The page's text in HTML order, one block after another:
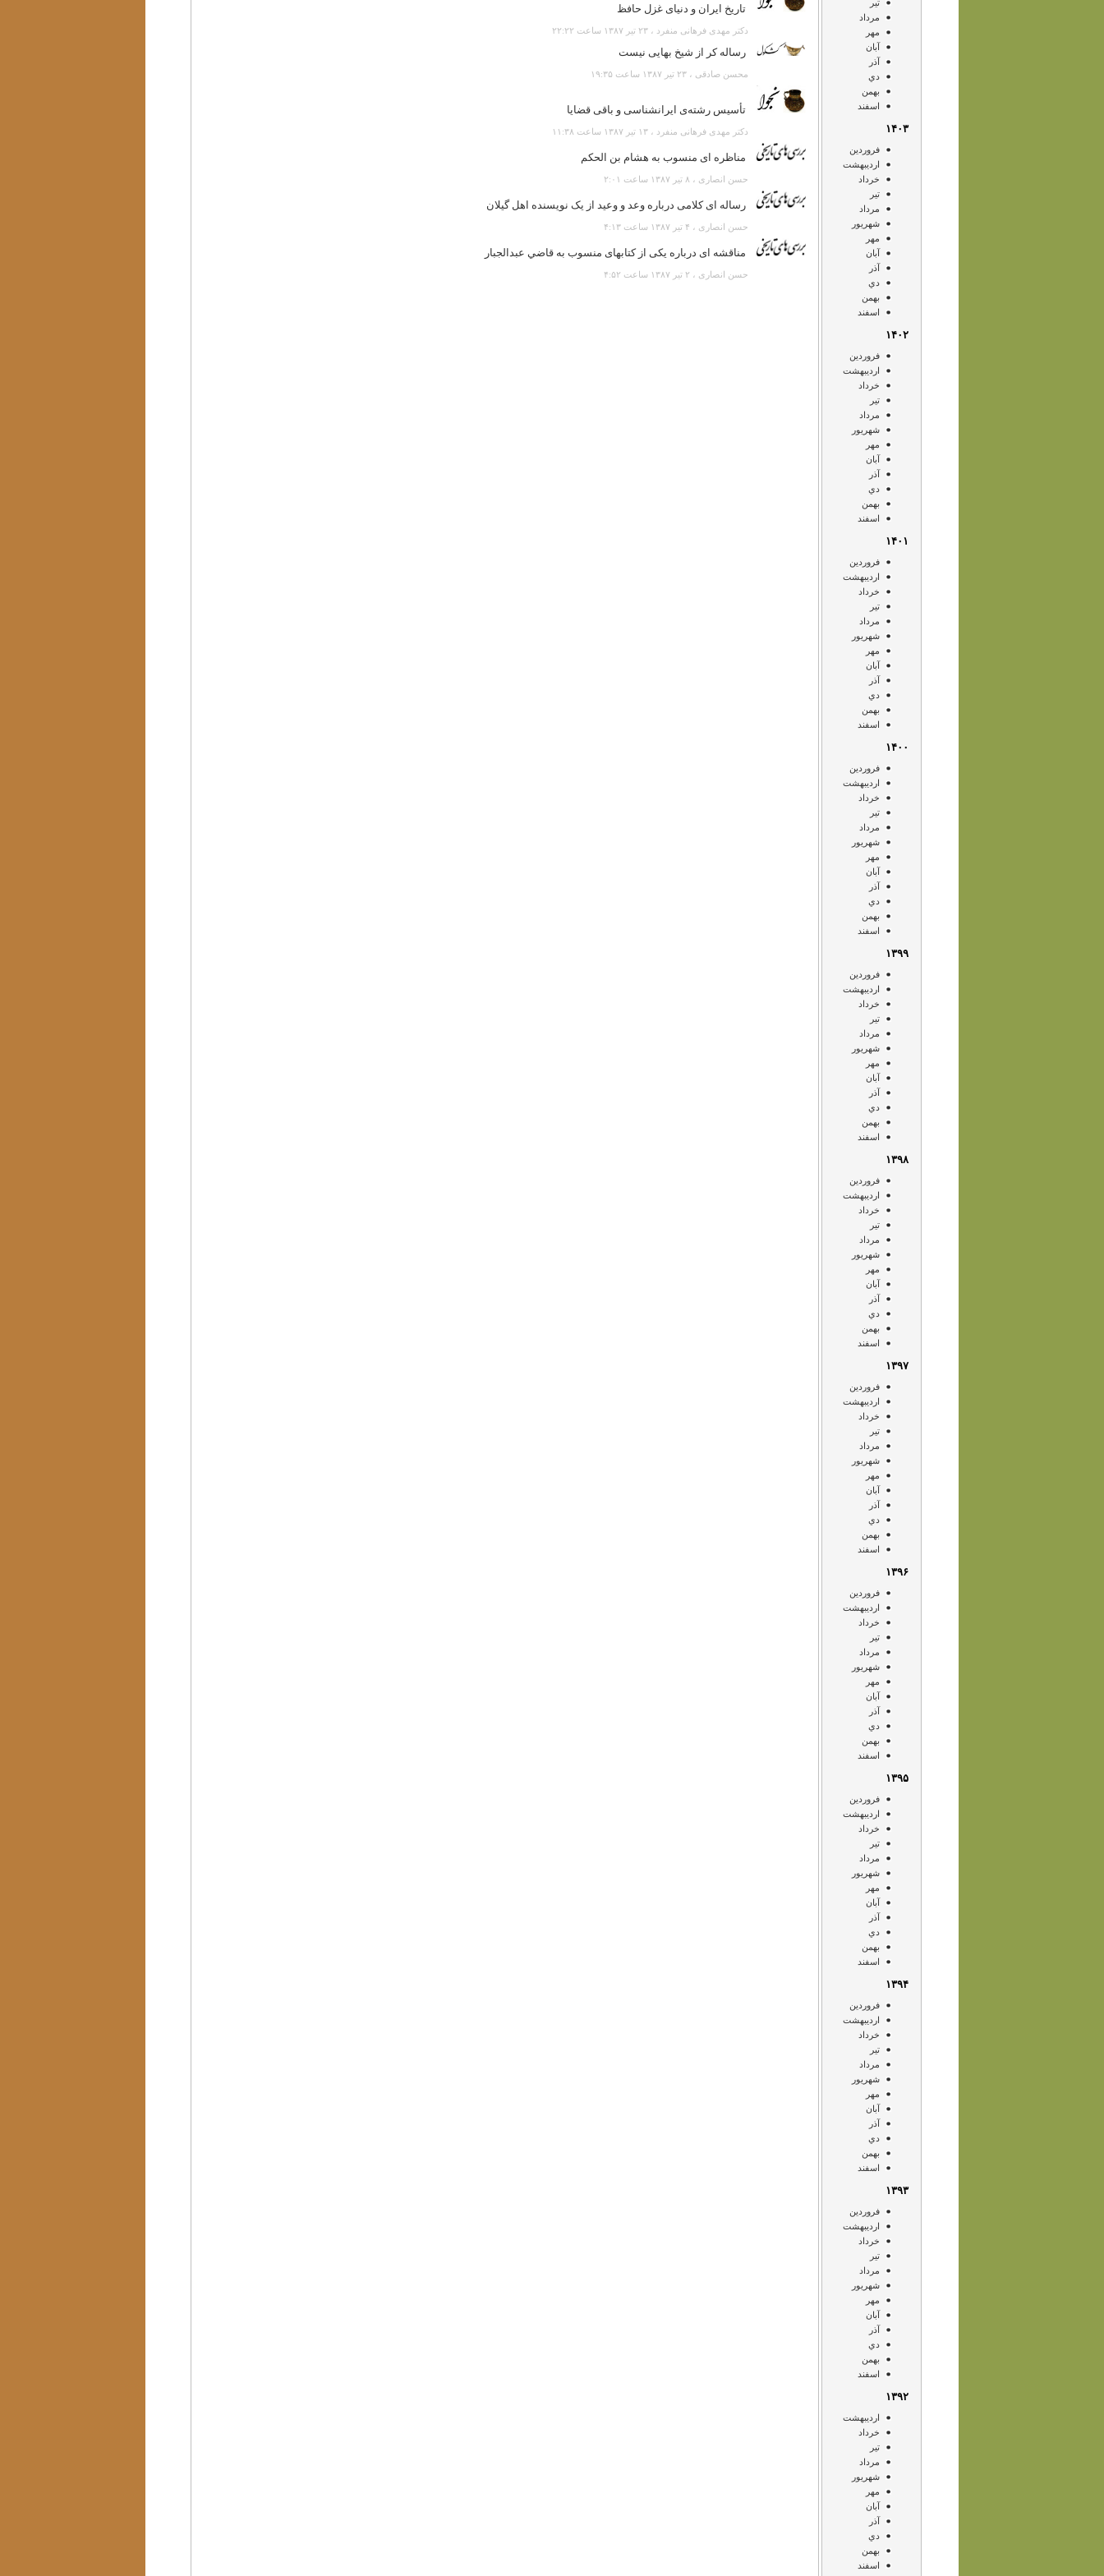
تير
مرداد
مهر
آبان
آذر
دي
بهمن
اسفند
۱۴۰۳
فروردين
ارديبهشت
خرداد
تير
مرداد
شهريور
مهر
آبان
آذر
دي
بهمن
اسفند
۱۴۰۲
فروردين
ارديبهشت
خرداد
تير
مرداد
شهريور
مهر
آبان
آذر
دي
بهمن
اسفند
۱۴۰۱
فروردين
ارديبهشت
خرداد
تير
مرداد
شهريور
مهر
آبان
آذر
دي
بهمن
اسفند
۱۴۰۰
فروردين
ارديبهشت
خرداد
تير
مرداد
شهريور
مهر
آبان
آذر
دي
بهمن
اسفند
۱۳۹۹
فروردين
ارديبهشت
خرداد
تير
مرداد
شهريور
مهر
آبان
آذر
دي
بهمن
اسفند
۱۳۹۸
فروردين
ارديبهشت
خرداد
تير
مرداد
شهريور
مهر
آبان
آذر
دي
بهمن
اسفند
۱۳۹۷
فروردين
ارديبهشت
خرداد
تير
مرداد
شهريور
مهر
آبان
آذر
دي
بهمن
اسفند
۱۳۹۶
فروردين
ارديبهشت
خرداد
تير
مرداد
شهريور
مهر
آبان
آذر
دي
بهمن
اسفند
۱۳۹۵
فروردين
ارديبهشت
خرداد
تير
مرداد
شهريور
مهر
آبان
آذر
دي
بهمن
اسفند
۱۳۹۴
فروردين
ارديبهشت
خرداد
تير
مرداد
شهريور
مهر
آبان
آذر
دي
بهمن
اسفند
۱۳۹۳
فروردين
ارديبهشت
خرداد
تير
مرداد
شهريور
مهر
آبان
آذر
دي
بهمن
اسفند
۱۳۹۲
ارديبهشت
خرداد
تير
مرداد
شهريور
مهر
آبان
آذر
دي
بهمن
اسفند
تاریخ ایران و دنیای غزل حافظ
دکتر مهدی فرهانی منفرد ، ۲۳ تير ۱۳۸۷ ساعت ۲۲:۲۲
رساله کر از شیخ بهایی نیست
محسن صادقی ، ۲۳ تير ۱۳۸۷ ساعت ۱۹:۳۵
تأسیس رشته‌ی ایرانشناسی و باقی قضایا
دکتر مهدی فرهانی منفرد ، ۱۳ تير ۱۳۸۷ ساعت ۱۱:۳۸
مناظره ای منسوب به هشام بن الحکم
حسن انصارى ، ۸ تير ۱۳۸۷ ساعت ۲:۰۱
رساله ای کلامی درباره وعد و وعيد از يک نويسنده اهل گيلان
حسن انصارى ، ۴ تير ۱۳۸۷ ساعت ۴:۱۳
مناقشه ای درباره يکی از کتابهای منسوب به قاضي عبدالجبار
حسن انصارى ، ۲ تير ۱۳۸۷ ساعت ۴:۵۲